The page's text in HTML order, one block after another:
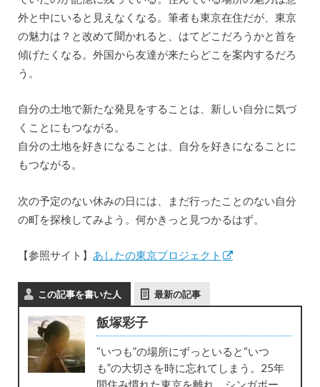
外と中にいると見えなくなる。筆者も東京在住だが、東京
の魅力は？と改めて聞かれると、はてどこだろうかと首を
傾げたくなる。外国から友達が来たらどこを案内するだろ
う。
自分の土地で新たな発見をすることは、新しい自分に気づ
くことにもつながる。
自分の土地を好きになることは、自分を好きになることに
もつながる。
次の予定のない休みの日には、まだ行ったことのない自分
の町を探検してみよう。何かきっと見つかるはず。
【参照サイト】 あしたの東京プロジェクト
この記事を書いた人 最新の記事
飯塚彩子
“いつも”の場所にずっといると“いつ
も”の大切さを時に忘れてしまう。25年
間住み慣れた東京を離れ、シンガポー